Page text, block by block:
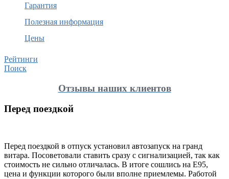
Гарантия
Полезная информация
Цены
Рейтинги
Поиск
Отзывы наших клиентов
Перед поездкой
Перед поездкой в отпуск установил автозапуск на гранд
витара. Посоветовали ставить сразу с сигнализацией, так как
стоимость не сильно отличалась. В итоге сошлись на Е95,
цена и функции которого были вполне приемлемы. Работой